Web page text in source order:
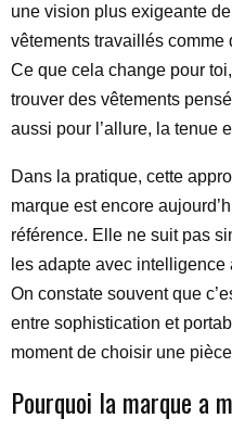
une vision plus exigeante
vêtements travaillés
Ce que cela change pour
trouver des vêtements
aussi pour l’allure, la tenue
Dans la pratique, cette
marque est encore
référence. Elle ne suit pas
les adapte avec
On constate souvent que
entre sophistication et
moment de choisir une
Pourquoi la marque a